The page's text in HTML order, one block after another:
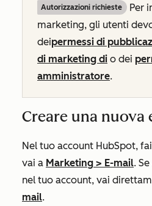
Autorizzazioni richieste
Per
marketing, gli utenti
deipermessi di
di marketing di o dei
amministratore.
Creare una nuova
Nel tuo account HubSpot,
vai a Marketing > E-mail. Se
nel tuo account, vai
mail.